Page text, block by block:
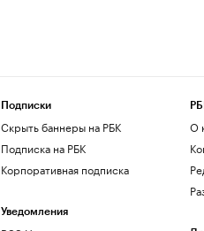
Подписки
Скрыть баннеры на РБК
Подписка на РБК
Корпоративная подписка
Уведомления
О